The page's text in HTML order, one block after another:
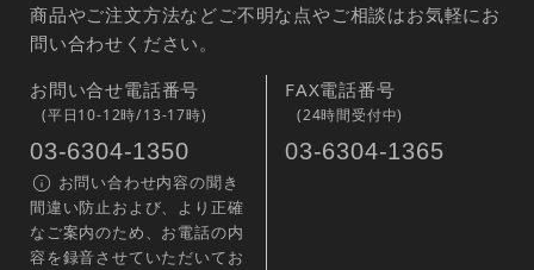
商品やご注文方法などご不明な点やご相談はお気軽にお
問い合わせください。
お問い合せ電話番号
(平日10-12時/13-17時)
03-6304-1350
お問い合わせ内容の聞き
間違い防止および、より正確
なご案内のため、お電話の内
容を録音させていただいてお
FAX電話番号
(24時間受付中)
03-6304-1365